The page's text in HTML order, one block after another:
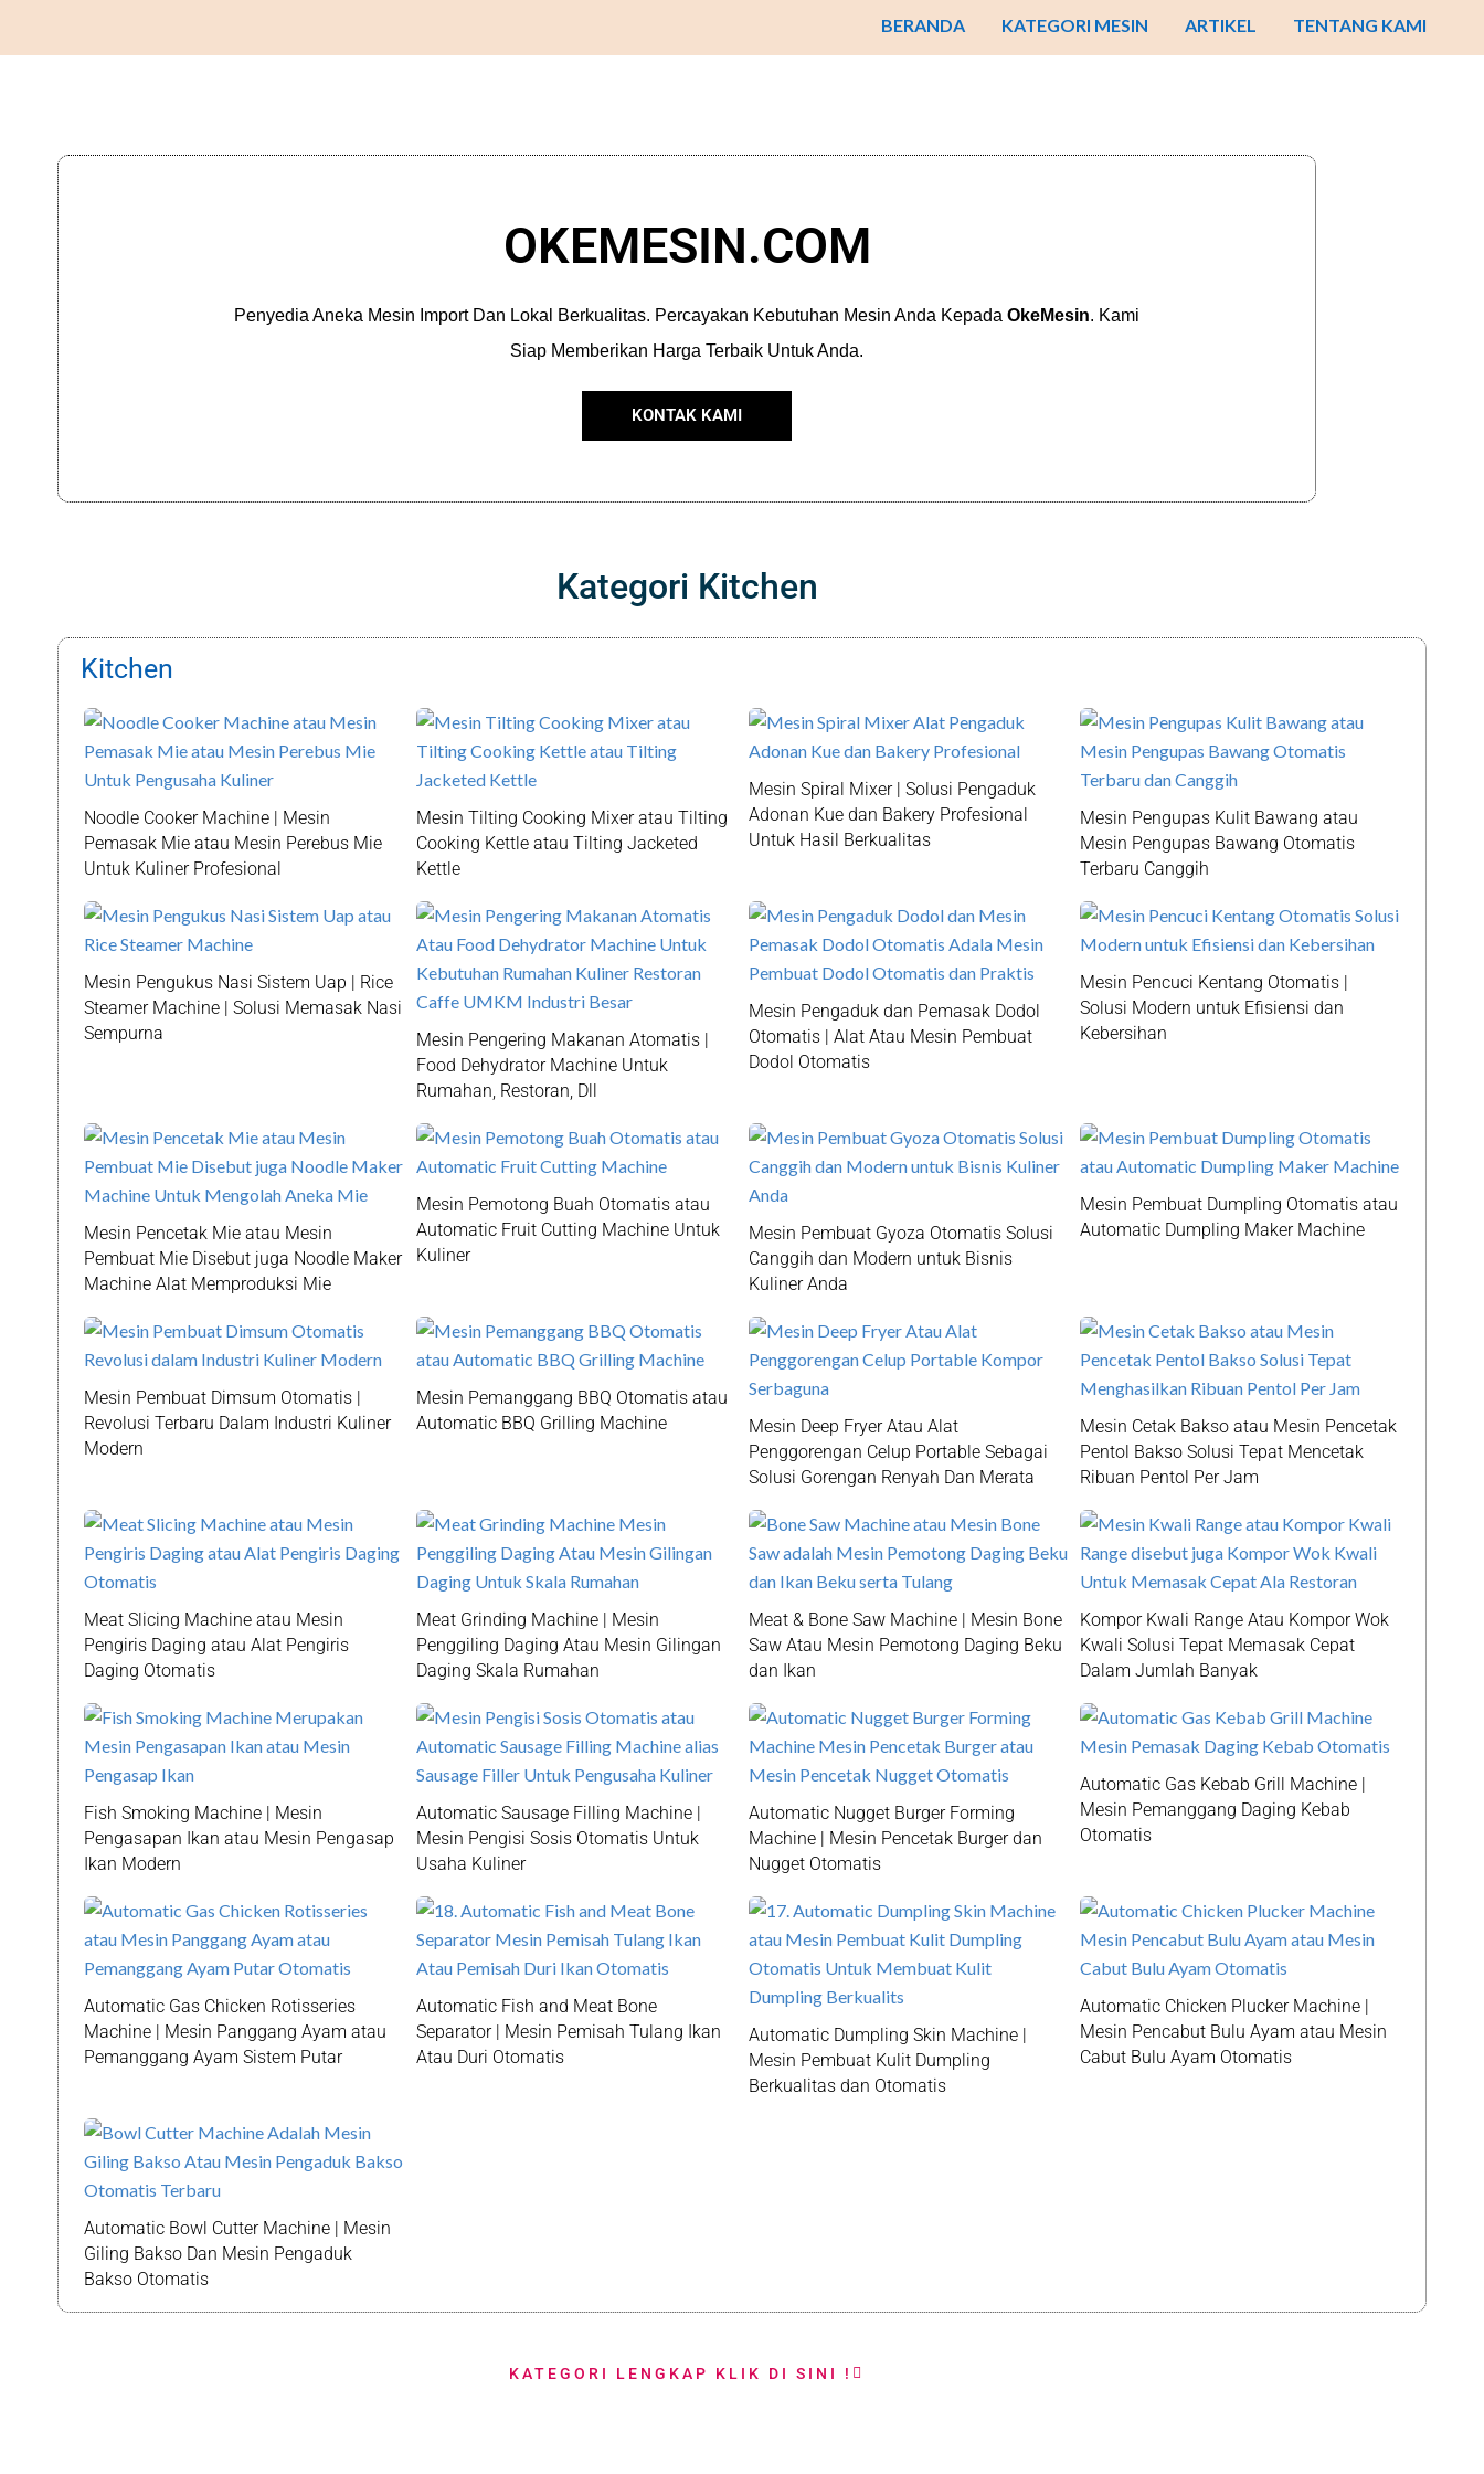
BERANDA KATEGORI MESIN ARTIKEL TENTANG KAMI
OKEMESIN.COM
Penyedia Aneka Mesin Import Dan Lokal Berkualitas. Percayakan Kebutuhan Mesin Anda Kepada OkeMesin. Kami
Siap Memberikan Harga Terbaik Untuk Anda.
KONTAK KAMI
Kategori Kitchen
Kitchen
Noodle Cooker Machine | Mesin
Pemasak Mie atau Mesin Perebus Mie
Untuk Kuliner Profesional
Mesin Tilting Cooking Mixer atau Tilting
Cooking Kettle atau Tilting Jacketed
Kettle
Mesin Spiral Mixer | Solusi Pengaduk
Adonan Kue dan Bakery Profesional
Untuk Hasil Berkualitas
Mesin Pengupas Kulit Bawang atau
Mesin Pengupas Bawang Otomatis
Terbaru Canggih
Mesin Pengukus Nasi Sistem Uap | Rice
Steamer Machine | Solusi Memasak Nasi
Sempurna
Mesin Pengering Makanan Atomatis |
Food Dehydrator Machine Untuk
Rumahan, Restoran, Dll
Mesin Pengaduk dan Pemasak Dodol
Otomatis | Alat Atau Mesin Pembuat
Dodol Otomatis
Mesin Pencuci Kentang Otomatis |
Solusi Modern untuk Efisiensi dan
Kebersihan
Mesin Pencetak Mie atau Mesin
Pembuat Mie Disebut juga Noodle Maker
Machine Alat Memproduksi Mie
Mesin Pemotong Buah Otomatis atau
Automatic Fruit Cutting Machine Untuk
Kuliner
Mesin Pembuat Gyoza Otomatis Solusi
Canggih dan Modern untuk Bisnis
Kuliner Anda
Mesin Pembuat Dumpling Otomatis atau
Automatic Dumpling Maker Machine
Mesin Pembuat Dimsum Otomatis |
Revolusi Terbaru Dalam Industri Kuliner
Modern
Mesin Pemanggang BBQ Otomatis atau
Automatic BBQ Grilling Machine
Mesin Deep Fryer Atau Alat
Penggorengan Celup Portable Sebagai
Solusi Gorengan Renyah Dan Merata
Mesin Cetak Bakso atau Mesin Pencetak
Pentol Bakso Solusi Tepat Mencetak
Ribuan Pentol Per Jam
Meat Slicing Machine atau Mesin
Pengiris Daging atau Alat Pengiris
Daging Otomatis
Meat Grinding Machine | Mesin
Penggiling Daging Atau Mesin Gilingan
Daging Skala Rumahan
Meat & Bone Saw Machine | Mesin Bone
Saw Atau Mesin Pemotong Daging Beku
dan Ikan
Kompor Kwali Range Atau Kompor Wok
Kwali Solusi Tepat Memasak Cepat
Dalam Jumlah Banyak
Fish Smoking Machine | Mesin
Pengasapan Ikan atau Mesin Pengasap
Ikan Modern
Automatic Sausage Filling Machine |
Mesin Pengisi Sosis Otomatis Untuk
Usaha Kuliner
Automatic Nugget Burger Forming
Machine | Mesin Pencetak Burger dan
Nugget Otomatis
Automatic Gas Kebab Grill Machine |
Mesin Pemanggang Daging Kebab
Otomatis
Automatic Gas Chicken Rotisseries
Machine | Mesin Panggang Ayam atau
Pemanggang Ayam Sistem Putar
Automatic Fish and Meat Bone
Separator | Mesin Pemisah Tulang Ikan
Atau Duri Otomatis
Automatic Dumpling Skin Machine |
Mesin Pembuat Kulit Dumpling
Berkualitas dan Otomatis
Automatic Chicken Plucker Machine |
Mesin Pencabut Bulu Ayam atau Mesin
Cabut Bulu Ayam Otomatis
Automatic Bowl Cutter Machine | Mesin
Giling Bakso Dan Mesin Pengaduk
Bakso Otomatis
KATEGORI LENGKAP KLIK DI SINI !